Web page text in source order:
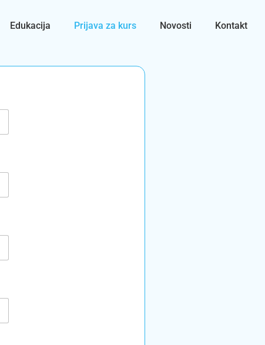
Edukacija Prijava za kurs Novosti Kontakt